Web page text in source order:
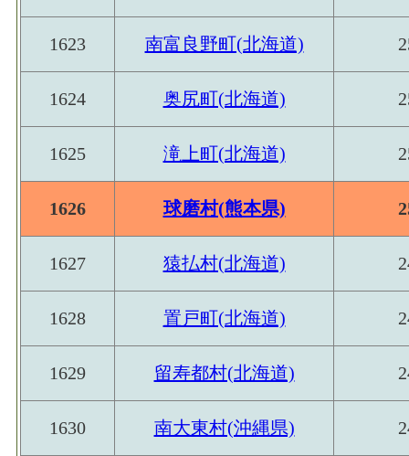
1623 南富良野町(北海道)
1624 奥尻町(北海道)
1625 滝上町(北海道)
1626 球磨村(熊本県)
1627 猿払村(北海道)
1628 置戸町(北海道)
1629 留寿都村(北海道)
1630 南大東村(沖縄県)